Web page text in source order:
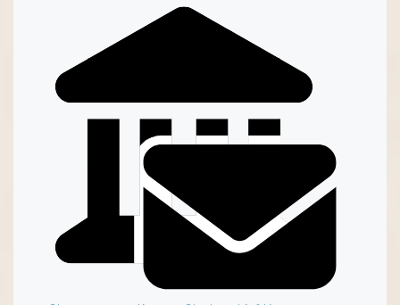
Inleiding